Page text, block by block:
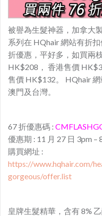
被譽為生髮神器，加拿大
系列在 HQhair 網站有折
折優惠，平好多，如買兩
HK$208， 香港售價
售價 HK$132。 HQhair 網
澳門及台灣。
67 折優惠碼 :
優惠期 : 11 月 27 日 3pm –
購買網址 :
https://www.hqhair.com/
gorgeous/offer.list
皇牌生髮精華，含有 8%